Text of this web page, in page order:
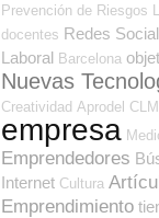
Prevención de Riesgos
docentes Redes
Laboral Barcelona
Nuevas
Creatividad Aprodel CLM
empresa
Emprendedores
Internet Cultura
Emprendimiento